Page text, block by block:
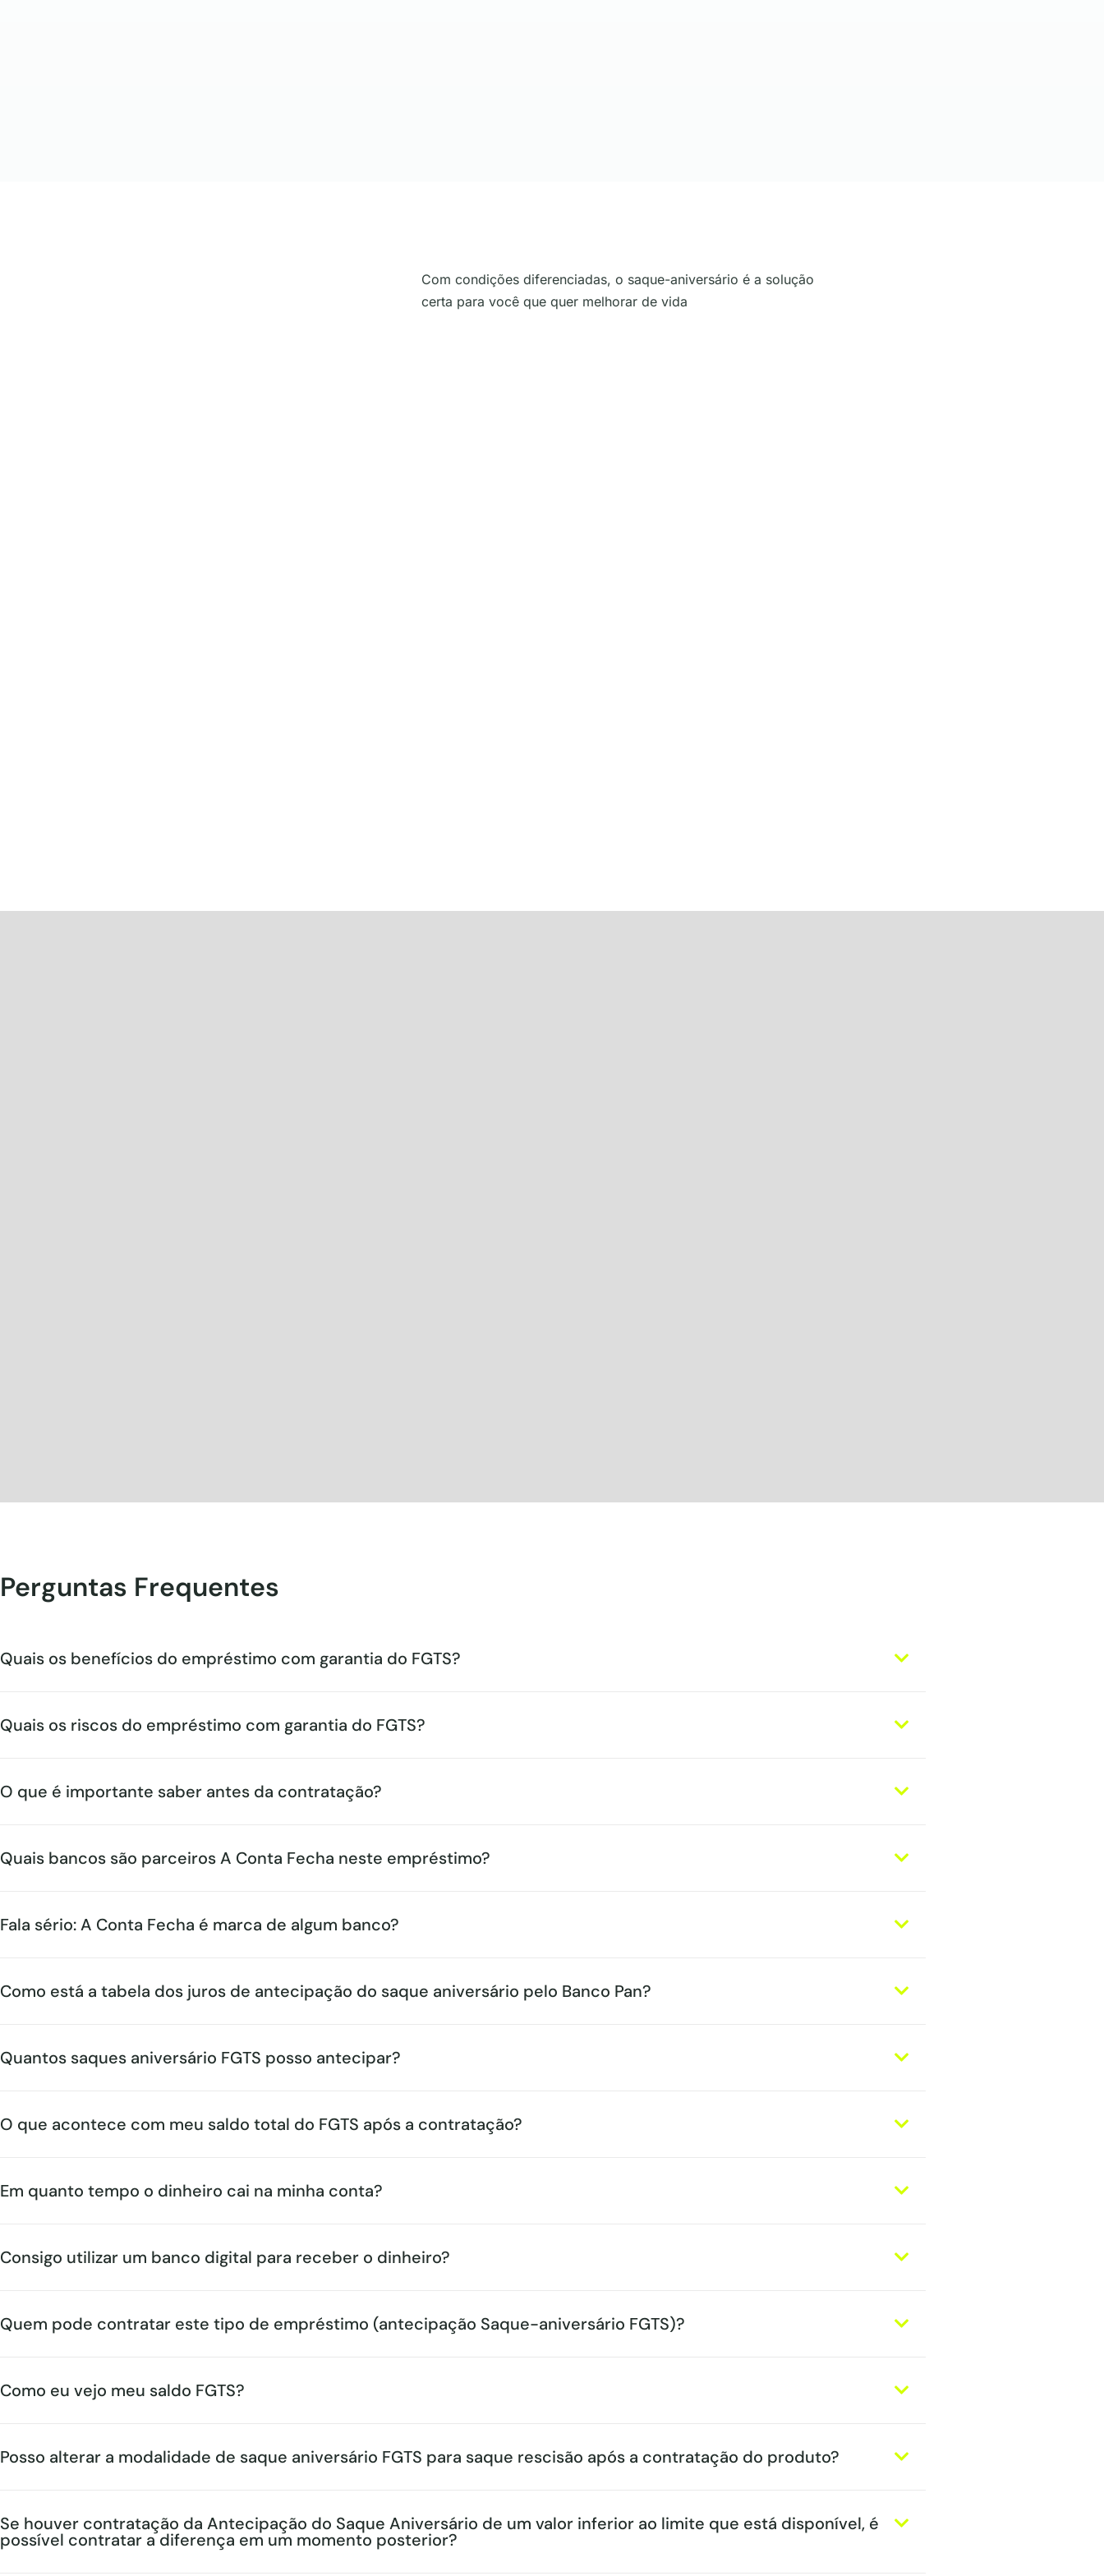
Com condições diferenciadas, o saque-aniversário é a solução
certa para você que quer melhorar de vida
Perguntas Frequentes
Quais os benefícios do empréstimo com garantia do FGTS?
Quais os riscos do empréstimo com garantia do FGTS?
O que é importante saber antes da contratação?
Quais bancos são parceiros A Conta Fecha neste empréstimo?
Fala sério: A Conta Fecha é marca de algum banco?
Como está a tabela dos juros de antecipação do saque aniversário pelo Banco Pan?
Quantos saques aniversário FGTS posso antecipar?
O que acontece com meu saldo total do FGTS após a contratação?
Em quanto tempo o dinheiro cai na minha conta?
Consigo utilizar um banco digital para receber o dinheiro?
Quem pode contratar este tipo de empréstimo (antecipação Saque-aniversário FGTS)?
Como eu vejo meu saldo FGTS?
Posso alterar a modalidade de saque aniversário FGTS para saque rescisão após a contratação do produto?
Se houver contratação da Antecipação do Saque Aniversário de um valor inferior ao limite que está disponível, é
possível contratar a diferença em um momento posterior?